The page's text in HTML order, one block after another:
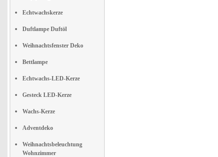
Echtwachskerze
Duftlampe Duftöl
Weihnachtsfenster Deko
Bettlampe
Echtwachs-LED-Kerze
Gesteck LED-Kerze
Wachs-Kerze
Adventdeko
Weihnachtsbeleuchtung
Wohnzimmer